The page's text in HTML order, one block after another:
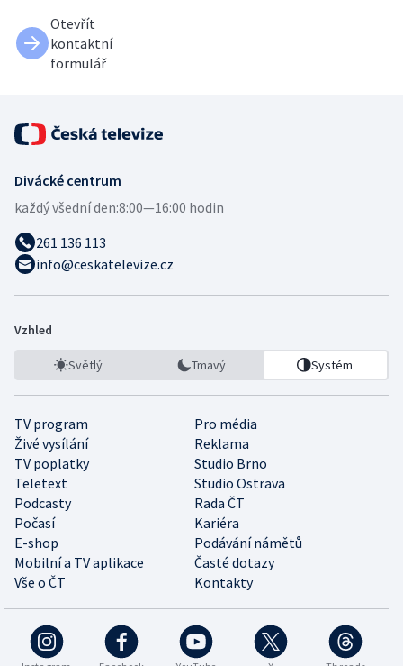
Otevřít
kontaktní
formulář
Divácké centrum
každý všední den:8:00—16:00 hodin
261 136 113
info@ceskatelevize.cz
Vzhled
Světlý Tmavý Systém
TV program
Pro média
Živé vysílání
Reklama
TV poplatky
Studio Brno
Teletext
Studio Ostrava
Podcasty
Rada ČT
Počasí
Kariéra
E-shop
Podávání námětů
Mobilní a TV aplikace
Časté dotazy
Vše o ČT
Kontakty